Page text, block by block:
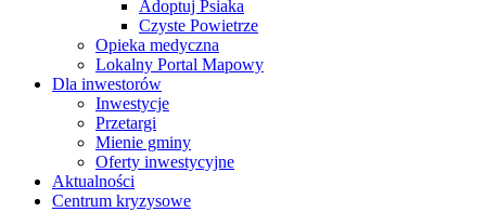
Adoptuj Psiaka
Czyste Powietrze
Opieka medyczna
Lokalny Portal Mapowy
Dla inwestorów
Inwestycje
Przetargi
Mienie gminy
Oferty inwestycyjne
Aktualności
Centrum kryzysowe